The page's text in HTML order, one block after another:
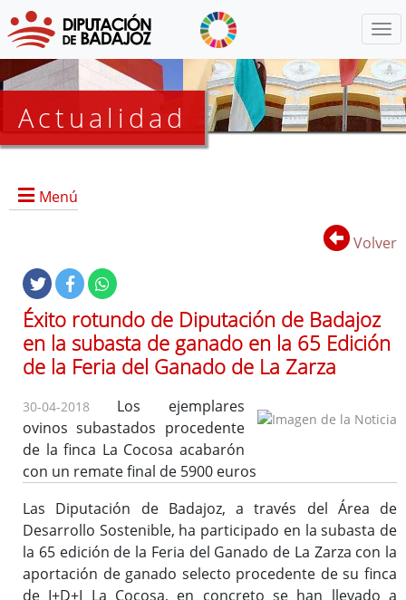
Actualidad
Menú
Noticias
Lista
de
distribución
Volver
Éxito rotundo de Diputación de Badajoz
en la subasta de ganado en la 65 Edición
de la Feria del Ganado de La Zarza
30-04-2018
Los ejemplares
ovinos subastados procedente
de la finca La Cocosa acabarón
con un remate final de 5900 euros
Las Diputación de Badajoz, a través del Área de
Desarrollo Sostenible, ha participado en la subasta de
la 65 edición de la Feria del Ganado de La Zarza con la
aportación de ganado selecto procedente de su finca
de I+D+I La Cocosa, en concreto se han llevado a